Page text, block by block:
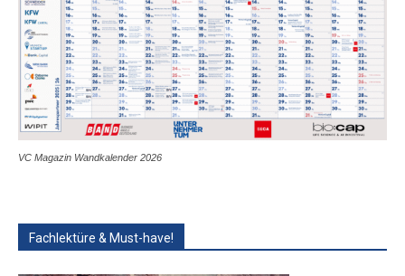
VC Magazin Wandkalender 2026
Fachlektüre & Must-have!